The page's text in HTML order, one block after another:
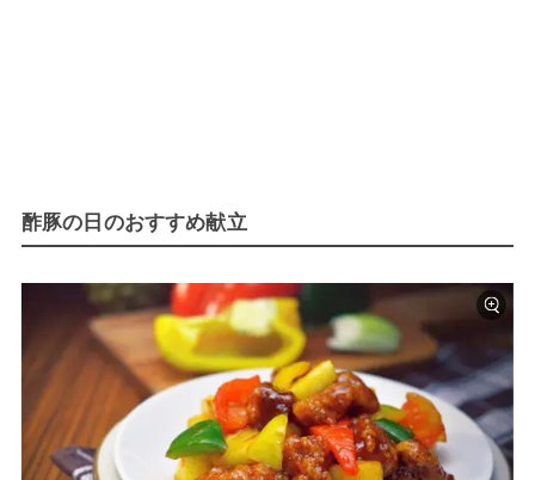
酢豚の日のおすすめ献立